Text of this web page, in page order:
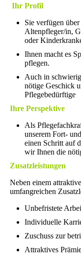
Ihr Profil
Sie verfügen
Altenpfleger/in,
oder
Ihnen macht es
pflegen.
Auch in
nötige Geschick
Pflegebedürftige
Ihre Perspektive
Als
unserem Fort-
einen Schritt auf
wir Ihnen die
Zusatzleistungen
Neben einem
umfangreichen
Unbefristete
Individuelle
Zuschuss zur
Attraktives